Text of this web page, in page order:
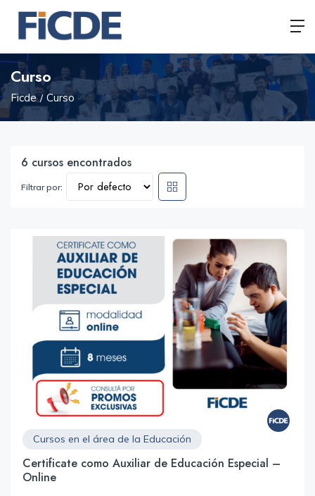
Curso
Ficde Curso
6 cursos encontrados
Filtrar por:
Cursos en el área de la Educación
Certificate como Auxiliar de Educación Especial –
Online